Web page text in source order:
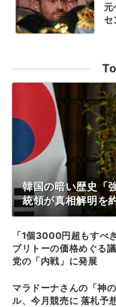
元
セ
韓国の暗い歴史「
統領が真相解明を
「1個3000円超もすべ
ブリトーの価格めぐる
党の「内戦」に発展
マラドーナさんの「神
ル、今月競売に 落札予